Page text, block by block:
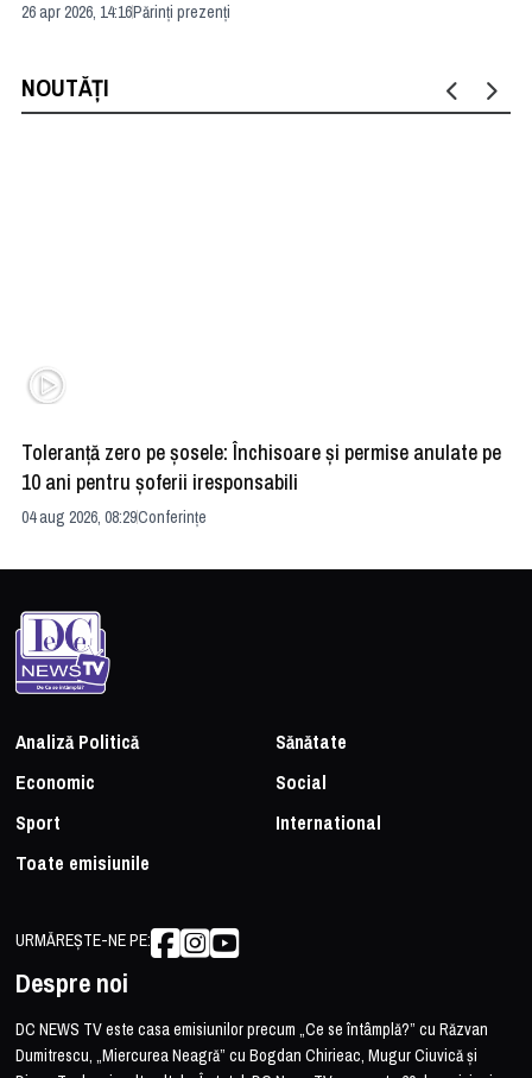
26 apr 2026, 14:16Părinți prezenți
NOUTĂȚI
Toleranță zero pe șosele: Închisoare și permise anulate pe
10 ani pentru șoferii iresponsabili
04 aug 2026, 08:29Conferințe
Analiză Politică
Sănătate
Economic
Social
Sport
International
Toate emisiunile
URMĂREȘTE-NE PE:
Despre noi
DC NEWS TV este casa emisiunilor precum „Ce se întâmplă?” cu Răzvan
Dumitrescu, „Miercurea Neagră” cu Bogdan Chirieac, Mugur Ciuvică și